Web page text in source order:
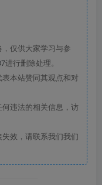
仅供大家学习与参
进行删除处理。
本站赞同其观点和对
违法的相关信息，访
效，请联系我们我们